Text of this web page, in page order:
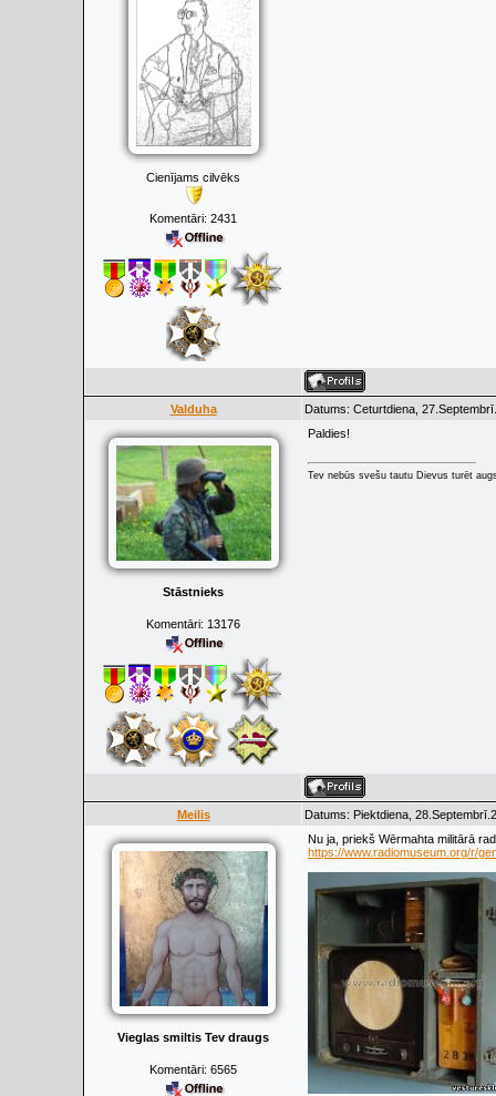
Cienījams cilvēks
Komentāri: 2431
Valduha Datums: Ceturtdiena,
Stāstnieks
Komentāri: 13176
Paldies!
Tev nebūs svešu tautu Dievus turēt
Meilis Datums: Piektdiena,
Vieglas smiltis Tev draugs
Komentāri: 6565
Nu ja, priekš Wērmahta militārā
https://www.radiomuseum.org/r/